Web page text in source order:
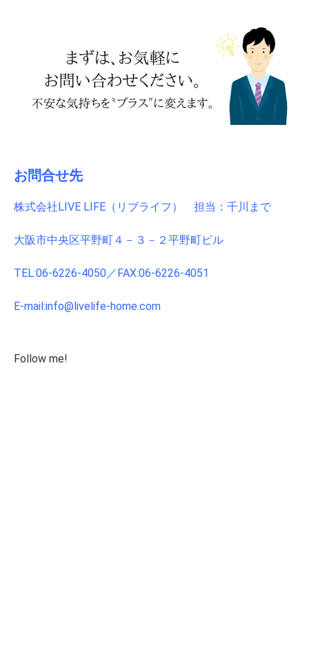
お問合せ先
株式会社LIVE LIFE（リブライフ） 担当：千川まで
大阪市中央区平野町４－３－２平野町ビル
TEL:06-6226-4050／FAX:06-6226-4051
E-mail:info@livelife-home.com
Follow me!